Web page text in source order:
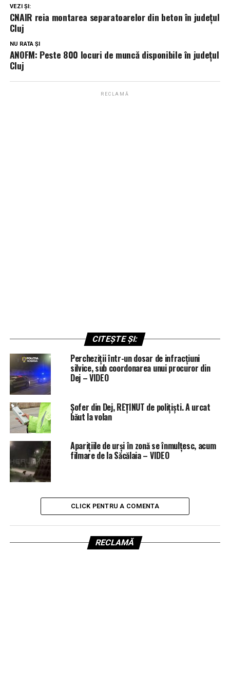
VEZI ȘI:
CNAIR reia montarea separatoarelor din beton în județul
Cluj
NU RATA ȘI
ANOFM: Peste 800 locuri de muncă disponibile în județul
Cluj
RECLAMĂ
CITEȘTE ȘI:
Percheziții într-un dosar de infracțiuni
silvice, sub coordonarea unui procuror din
Dej – VIDEO
Șofer din Dej, REȚINUT de polițiști. A urcat
băut la volan
Aparițiile de urși în zonă se înmulțesc, acum
filmare de la Săcălaia – VIDEO
CLICK PENTRU A COMENTA
RECLAMĂ